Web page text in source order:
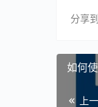
分享
如何
上